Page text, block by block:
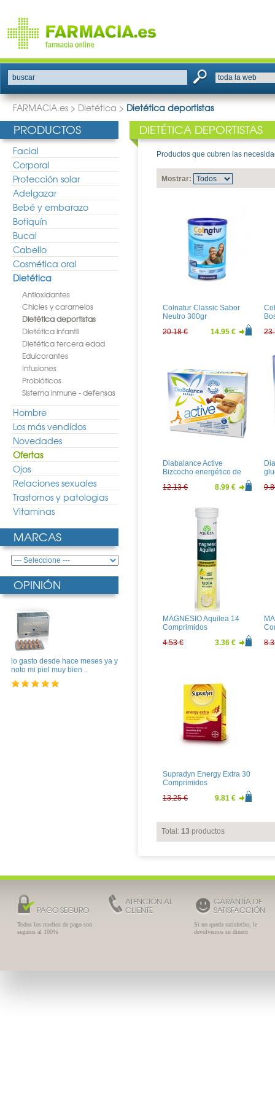
buscar
FARMACIA.es > Dietética > Dietética deportistas
PRODUCTOS
Facial
Corporal
Protección solar
Adelgazar
Bebé y embarazo
Botiquín
Bucal
Cabello
Cosmética oral
Dietética
Antioxidantes
Chicles y caramelos
Dietética deportistas
Dietética infantil
Dietética tercera edad
Edulcorantes
Infusiones
Probióticos
Sistema inmune - defensas
Hombre
Los más vendidos
Novedades
Ofertas
Ojos
Relaciones sexuales
Trastornos y patologias
Vitaminas
MARCAS
OPINIÓN
lo gasto desde hace meses ya y
noto mi piel muy bien ..
DIETÉTICA DEPORTISTAS
Productos que cubren las
Mostrar:
Colnatur Classic Sabor
Neutro 300gr
20.18 €
14.95 €
Diabalance Active
Bizcocho energético de
12.13 € 8.99 €
MAGNESIO Aquilea 14
Comprimidos
4.53 € 3.36 €
Supradyn Energy Extra 30
Comprimidos
13.25 €
9.81 €
Total: 13 productos
PAGO SEGURO
Todos los medios de pago son
seguros al 100%
ATENCIÓN AL
CLIENTE
GARANTÍA DE
SATISFACCIÓN
Si no queda satisfecho, le
devolvemos su dinero